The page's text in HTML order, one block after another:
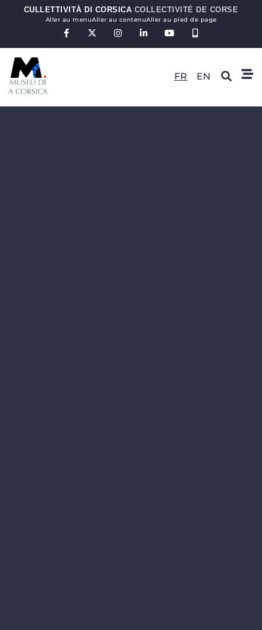
CULLETTIVITÀ DI CORSICA COLLECTIVITÉ DE CORSE
Aller au menuAller au contenuAller au pied de page
FR EN